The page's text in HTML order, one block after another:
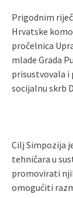
Prigodnim
Hrvatske
pročelnica
mlade Grada
prisustvovala i
socijalnu skrb
Cilj Simpozija
tehničara u
promovirati
omogućiti